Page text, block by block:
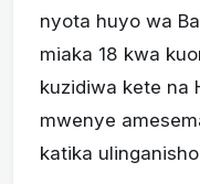
nyota huyo wa
miaka 18 kwa
kuzidiwa kete na
mwenye
katika